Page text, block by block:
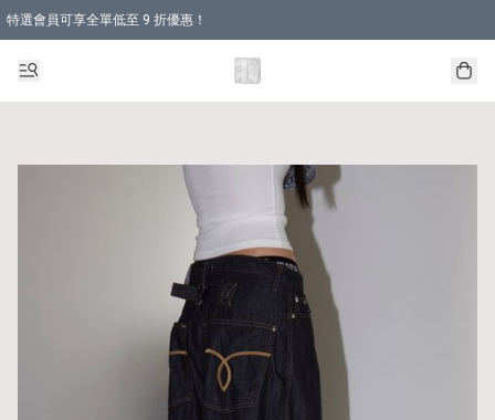
特選會員可享全單低至 9 折優惠！